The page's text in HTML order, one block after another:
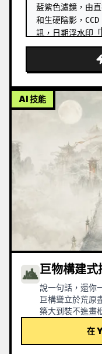
藍紫色濾鏡，由
和生硬陰影，
訊，日期浮水印「
MySpace 時代社
AI 技能
巨物構建式
說一句話，還你一個世界。 宮殿漂
巨構聳立於荒
築大到裝不進畫
行。 適合小
在